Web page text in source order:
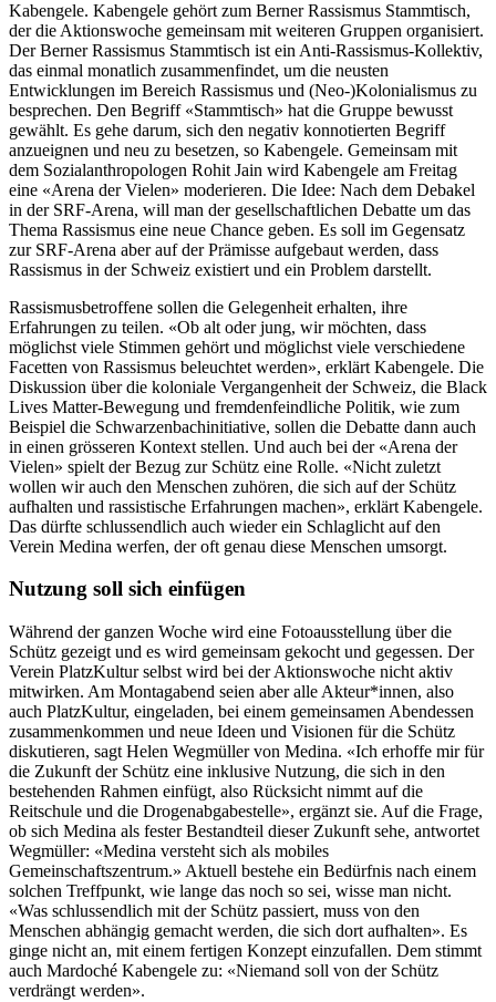
Kabengele. Kabengele gehört zum Berner Rassismus Stammtisch,
der die Aktionswoche gemeinsam mit weiteren Gruppen organisiert.
Der Berner Rassismus Stammtisch ist ein Anti-Rassismus-Kollektiv,
das einmal monatlich zusammenfindet, um die neusten
Entwicklungen im Bereich Rassismus und (Neo-)Kolonialismus zu
besprechen. Den Begriff «Stammtisch» hat die Gruppe bewusst
gewählt. Es gehe darum, sich den negativ konnotierten Begriff
anzueignen und neu zu besetzen, so Kabengele. Gemeinsam mit
dem Sozialanthropologen Rohit Jain wird Kabengele am Freitag
eine «Arena der Vielen» moderieren. Die Idee: Nach dem Debakel
in der SRF-Arena, will man der gesellschaftlichen Debatte um das
Thema Rassismus eine neue Chance geben. Es soll im Gegensatz
zur SRF-Arena aber auf der Prämisse aufgebaut werden, dass
Rassismus in der Schweiz existiert und ein Problem darstellt.
Rassismusbetroffene sollen die Gelegenheit erhalten, ihre
Erfahrungen zu teilen. «Ob alt oder jung, wir möchten, dass
möglichst viele Stimmen gehört und möglichst viele verschiedene
Facetten von Rassismus beleuchtet werden», erklärt Kabengele. Die
Diskussion über die koloniale Vergangenheit der Schweiz, die Black
Lives Matter-Bewegung und fremdenfeindliche Politik, wie zum
Beispiel die Schwarzenbachinitiative, sollen die Debatte dann auch
in einen grösseren Kontext stellen. Und auch bei der «Arena der
Vielen» spielt der Bezug zur Schütz eine Rolle. «Nicht zuletzt
wollen wir auch den Menschen zuhören, die sich auf der Schütz
aufhalten und rassistische Erfahrungen machen», erklärt Kabengele.
Das dürfte schlussendlich auch wieder ein Schlaglicht auf den
Verein Medina werfen, der oft genau diese Menschen umsorgt.
Nutzung soll sich einfügen
Während der ganzen Woche wird eine Fotoausstellung über die
Schütz gezeigt und es wird gemeinsam gekocht und gegessen. Der
Verein PlatzKultur selbst wird bei der Aktionswoche nicht aktiv
mitwirken. Am Montagabend seien aber alle Akteur*innen, also
auch PlatzKultur, eingeladen, bei einem gemeinsamen Abendessen
zusammenkommen und neue Ideen und Visionen für die Schütz
diskutieren, sagt Helen Wegmüller von Medina. «Ich erhoffe mir für
die Zukunft der Schütz eine inklusive Nutzung, die sich in den
bestehenden Rahmen einfügt, also Rücksicht nimmt auf die
Reitschule und die Drogenabgabestelle», ergänzt sie. Auf die Frage,
ob sich Medina als fester Bestandteil dieser Zukunft sehe, antwortet
Wegmüller: «Medina versteht sich als mobiles
Gemeinschaftszentrum.» Aktuell bestehe ein Bedürfnis nach einem
solchen Treffpunkt, wie lange das noch so sei, wisse man nicht.
«Was schlussendlich mit der Schütz passiert, muss von den
Menschen abhängig gemacht werden, die sich dort aufhalten». Es
ginge nicht an, mit einem fertigen Konzept einzufallen. Dem stimmt
auch Mardoché Kabengele zu: «Niemand soll von der Schütz
verdrängt werden».